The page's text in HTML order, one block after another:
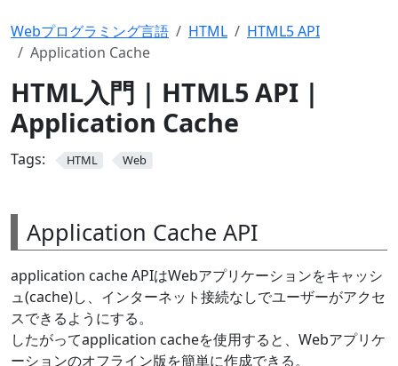
Webプログラミング言語 HTML
HTML5 API
Application Cache
HTML入門 | HTML5 API |
Application Cache
Tags: HTML Web
Application Cache API
application cache APIはWebアプリケーションをキャッシ
ュ(cache)し、インターネット接続なしでユーザーがアクセ
スできるようにする。
したがってapplication cacheを使用すると、Webアプリケ
ーションのオフライン版を簡単に作成できる。